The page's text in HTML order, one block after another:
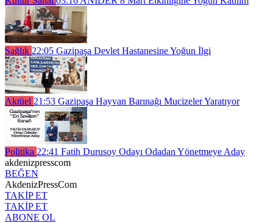
Sağlık 22:05 Gazipaşa Devlet Hastanesine Yoğun İlgi
Aktüel 21:53 Gazipaşa Hayvan Barınağı Mucizeler Yaratıyor
Politika 22:41 Fatih Durusoy Odayı Odadan Yönetmeye Aday
akdenizpresscom
BEĞEN
AkdenizPressCom
TAKİP ET
TAKİP ET
ABONE OL